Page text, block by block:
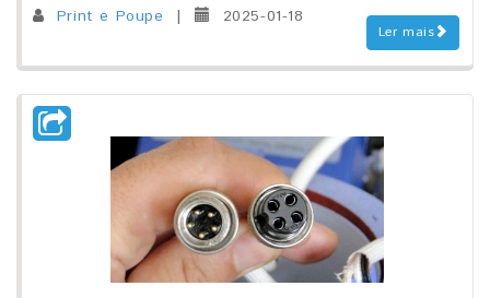
Print e Poupe | 2025-01-18
Ler mais